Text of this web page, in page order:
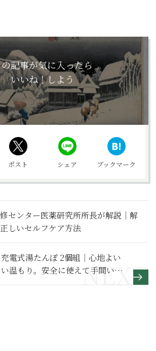
記事が気に入ったら
いいね！しよう
ポスト シェア ブックマーク
センター医薬研究所所長が解説｜解
しいセルフケア方法
電式湯たんぽ 2個組｜心地よい
温もり。安全に使えて手間いら